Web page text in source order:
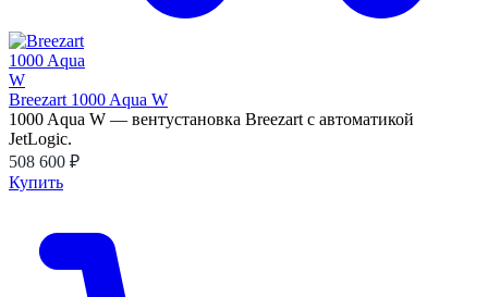
Breezart 1000 Aqua W
1000 Aqua W — вентустановка Breezart с автоматикой
JetLogic.
508 600 ₽
Купить